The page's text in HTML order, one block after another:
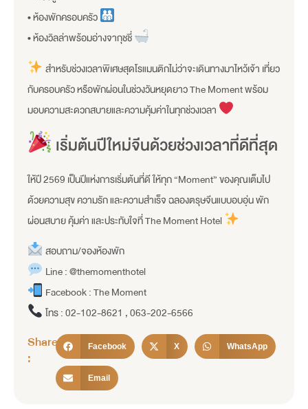
• ห้องพักครอบครัว
• ห้องวิลล่าพร้อมอ่างจากุชชี่
สำหรับช่วงเวลาพิเศษสุดโรแมนติกไม่ว่าจะเดินทางมาไหว้เจ้า เที่ยว
กับครอบครัว หรือพักผ่อนในช่วงวันหยุดยาว The Moment พร้อม
มอบความสะดวกสบายและความคุ้มค่าในทุกช่วงเวลา
เริ่มต้นปีใหม่จีนด้วยช่วงเวลาที่ดีที่สุด
ให้ปี 2569 เป็นปีแห่งการเริ่มต้นที่ดี ให้ทุก “Moment” ของคุณเต็มไป
ด้วยความสุข ความรัก และความสำเร็จ ฉลองตรุษจีนแบบอบอุ่น พัก
ผ่อนสบาย คุ้มค่า และประทับใจที่ The Moment Hotel
สอบถาม/จองห้องพัก
Line : @themomenthotel
Facebook : The Moment
โทร : 02-102-8621 , 063-202-6566
Share
:
Facebook X WhatsApp
Email